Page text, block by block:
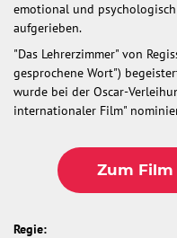
emotional und
aufgerieben.
"Das Lehrerzimmer" von
gesprochene Wort")
wurde bei der Oscar-
internationaler Film"
Zum
Regie: